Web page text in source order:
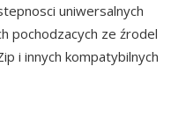
uniwersalnych
pochodzacych ze źrodel
i innych kompatybilnych